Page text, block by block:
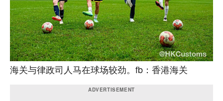
海关与律政司人马在球场较劲。fb：香港海关